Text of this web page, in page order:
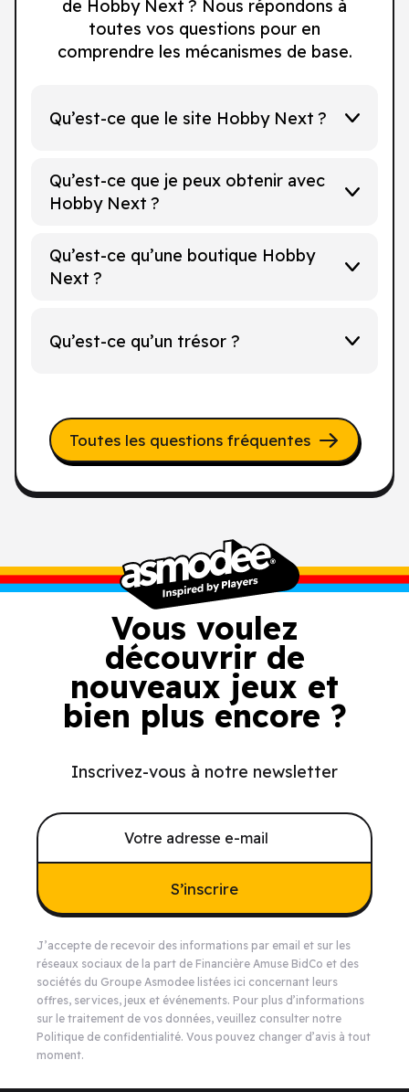
de Hobby Next ? Nous répondons à
toutes vos questions pour en
comprendre les mécanismes de base.
Qu’est-ce que le site Hobby Next ?
Qu’est-ce que je peux obtenir avec
Hobby Next ?
Qu’est-ce qu’une boutique Hobby
Next ?
Qu’est-ce qu’un trésor ?
Toutes les questions fréquentes
Vous voulez
découvrir de
nouveaux jeux et
bien plus encore ?
Inscrivez-vous à notre newsletter
S’inscrire
J’accepte de recevoir des informations par email et sur les
réseaux sociaux de la part de Financière Amuse BidCo et des
sociétés du Groupe Asmodee listées ici concernant leurs
offres, services, jeux et événements. Pour plus d’informations
sur le traitement de vos données, veuillez consulter notre
Politique de confidentialité. Vous pouvez changer d’avis à tout
moment.